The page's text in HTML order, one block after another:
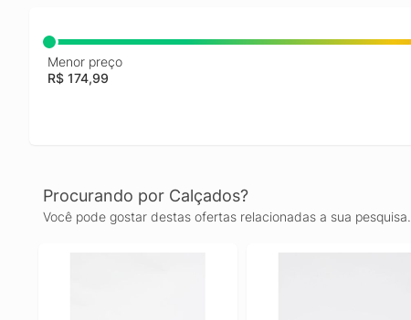
Menor preço
R$ 174,99
Procurando por Calçados?
Você pode gostar destas ofertas relacionadas a sua pesquisa.